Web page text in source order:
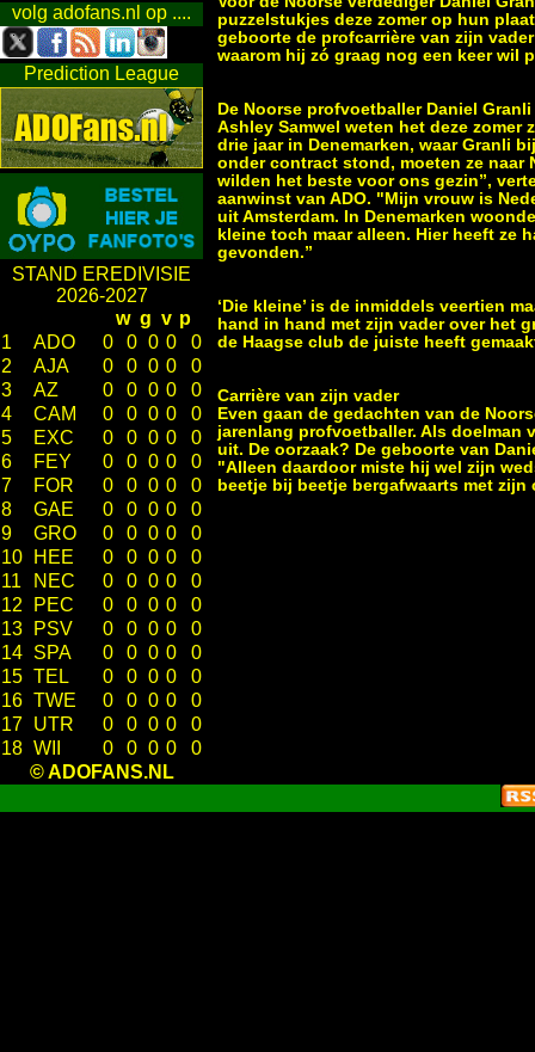
volg adofans.nl op ....
Prediction League
STAND EREDIVISIE
2026-2027
w g v p
1
ADO 0 0 0 0
0
2
AJA 0 0 0 0
0
3
AZ 0 0 0 0
0
4
CAM 0 0 0 0
0
5
EXC 0 0 0 0
0
6
FEY 0 0 0 0
0
7
FOR 0 0 0 0
0
8
GAE 0 0 0 0
0
9
GRO 0 0 0 0
0
10
HEE 0 0 0 0
0
11
NEC 0 0 0 0
0
12
PEC 0 0 0 0
0
13
PSV 0 0 0 0
0
14 SPA 0 0 0 0
0
15 TEL 0 0 0 0
0
16 TWE 0 0 0 0
0
17 UTR 0 0 0 0
0
18 WII 0 0 0 0
0
© ADOFANS.NL
puzzelstukjes deze zomer op hun
geboorte de profcarrière van zijn
waarom hij zó graag nog een keer wil
De Noorse profvoetballer Daniel
Ashley Samwel weten het deze zomer
drie jaar in Denemarken, waar Granli
onder contract stond, moeten ze naar
wilden het beste voor ons gezin”,
aanwinst van ADO. "Mijn vrouw is
uit Amsterdam. In Denemarken
kleine toch maar alleen. Hier heeft ze
gevonden.”
‘Die kleine’ is de inmiddels veertien
hand in hand met zijn vader over het
de Haagse club de juiste heeft
Carrière van zijn vader
Even gaan de gedachten van de
jarenlang profvoetballer. Als doelman
uit. De oorzaak? De geboorte van
"Alleen daardoor miste hij wel zijn
beetje bij beetje bergafwaarts met zijn